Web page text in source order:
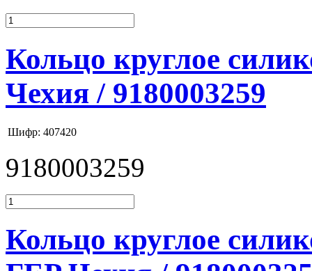
Кольцо круглое
Чехия / 9180003259
Шифр: 407420
9180003259
Кольцо круглое